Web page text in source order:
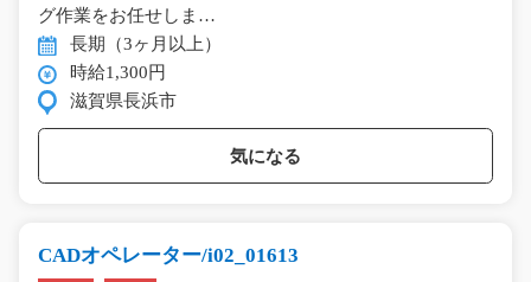
グ作業をお任せしま…
長期（3ヶ月以上）
時給1,300円
滋賀県長浜市
気になる
CADオペレーター/i02_01613